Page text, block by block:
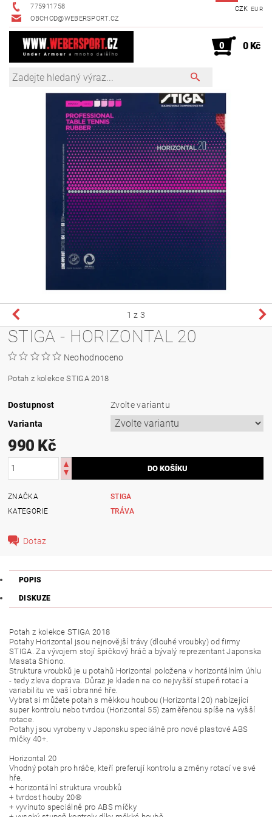
775911758
OBCHOD@WEBERSPORT.CZ
CZK EUR
0 0 Kč
1 z 3
STIGA - HORIZONTAL 20
Neohodnoceno
Potah z kolekce STIGA 2018
Dostupnost
Zvolte variantu
Varianta
990 Kč
ZNAČKA
STIGA
KATEGORIE
TRÁVA
Dotaz
POPIS
DISKUZE
Potah z kolekce STIGA 2018
Potahy Horizontal jsou nejnovější trávy (dlouhé vroubky) od firmy
STIGA. Za vývojem stojí špičkový hráč a bývalý reprezentant Japonska
Masata Shiono.
Struktura vroubků je u potahů Horizontal položena v horizontálním úhlu
- tedy zleva doprava. Důraz je kladen na co nejvyšší stupeň rotací a
variabilitu ve vaší obranné hře.
Vybrat si můžete potah s měkkou houbou (Horizontal 20) nabízející
super kontrolu nebo tvrdou (Horizontal 55) zaměřenou spíše na vyšší
rotace.
Potahy jsou vyrobeny v Japonsku speciálně pro nové plastové ABS
míčky 40+.
Horizontal 20
Vhodný potah pro hráče, kteří preferují kontrolu a změny rotací ve své
hře.
+ horizontální struktura vroubků
+ tvrdost houby 20®
+ vyvinuto speciálně pro ABS míčky